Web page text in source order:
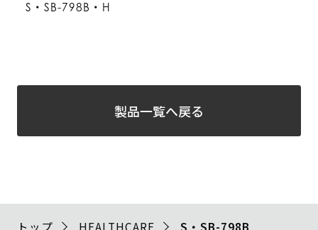
S・SB-798B・H
製品一覧へ戻る
トップ HEALTHCARE S・SB-798B